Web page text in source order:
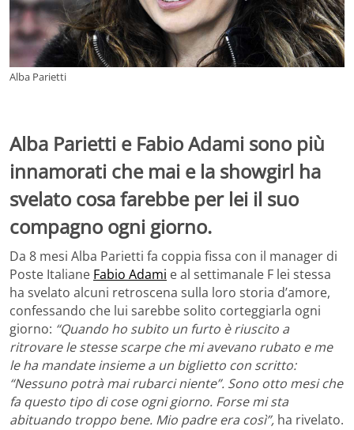
Alba Parietti
Alba Parietti e Fabio Adami sono più
innamorati che mai e la showgirl ha
svelato cosa farebbe per lei il suo
compagno ogni giorno.
Da 8 mesi Alba Parietti fa coppia fissa con il manager di
Poste Italiane Fabio Adami e al settimanale F lei stessa
ha svelato alcuni retroscena sulla loro storia d’amore,
confessando che lui sarebbe solito corteggiarla ogni
giorno: “Quando ho subito un furto è riuscito a
ritrovare le stesse scarpe che mi avevano rubato e me
le ha mandate insieme a un biglietto con scritto:
“Nessuno potrà mai rubarci niente”. Sono otto mesi che
fa questo tipo di cose ogni giorno. Forse mi sta
abituando troppo bene. Mio padre era così”, ha rivelato.